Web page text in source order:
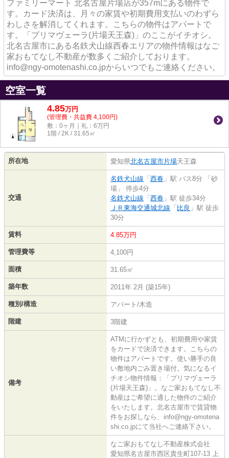
ファミリーマート 北名古屋片場店が357mにある物件で
す。カード決済は、月々の家賃や初期費用支払いのわずら
わしさを解消してくれます。こちらの物件はアパートで
す。「プリマヴェーラ(片場天王森)」のここがイチオシ。
北名古屋市にある名鉄犬山線西春エリアの物件情報はなご
家おもてなし不動産が数多くご紹介しております。
info@ngy-omotenashi.co.jpからいつでもご連絡ください。
空室一覧
4.85万円
(管理費・共益費 4,100円)
敷：0ヶ月｜礼：6万円
1階 / 2K / 31.65㎡
所在地 愛知県北名古屋市片場天王森
交通
名鉄犬山線 「 西春 」駅 バス8分 「砂
場」 停歩4分
名鉄犬山線 「 西春 」駅 徒歩34分
ＪＲ東海交通城北線 「 比良 」駅 徒歩
30分
賃料 4.85万円
管理費等 4,100円
面積 31.65㎡
築年数 2011年 2月 (築15年)
種別/構造 アパート/木造
階建 3階建
備考
ATMに行かずとも、初期費用や家賃
をカードで決済できます。こちらの
物件はアパートです。使い勝手の良
い敷地内ごみ置き場付。気になるイ
チオシ物件情報：「プリマヴェーラ
(片場天王森)」。なご家おもてなし不
動産はご希望に適した物件のご紹介
をいたします。北名古屋市で賃貸物
件をお探しなら、info@ngy-omotena
shi.co.jpにて当社へご連絡下さい。
なご家おもてなし不動産株式会社
愛知県名古屋市西区貴生町107-13 上